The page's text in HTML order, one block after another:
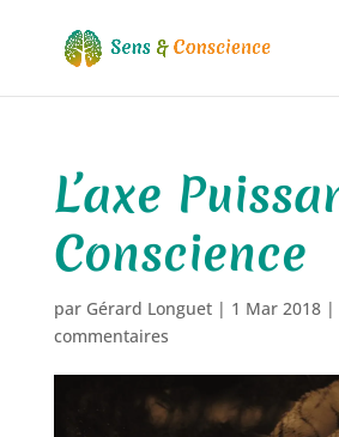
L’axe
Conscience
par Gérard Longuet| 1 Mar 2018|
commentaires